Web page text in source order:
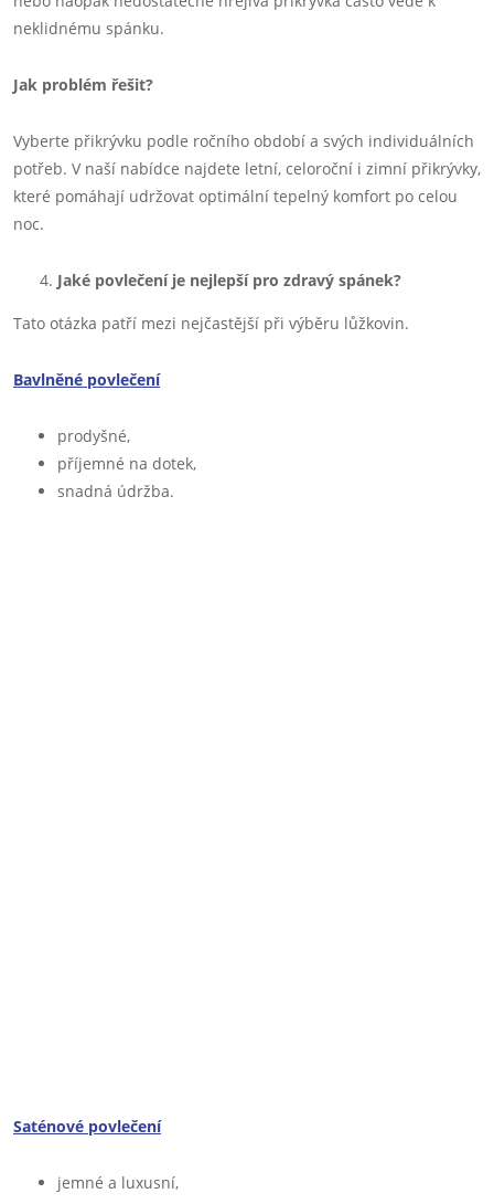
neklidnému spánku.
Jak problém řešit?
Vyberte přikrývku podle ročního období a svých individuálních
potřeb. V naší nabídce najdete letní, celoroční i zimní přikrývky,
které pomáhají udržovat optimální tepelný komfort po celou
noc.
Jaké povlečení je nejlepší pro zdravý spánek?
Tato otázka patří mezi nejčastější při výběru lůžkovin.
Bavlněné povlečení
prodyšné,
příjemné na dotek,
snadná údržba.
Saténové povlečení
jemné a luxusní,